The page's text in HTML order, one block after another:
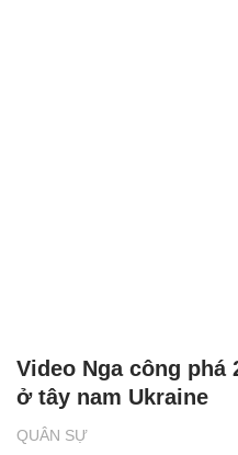
QUÂN SỰ
Video Nga công phá
ở tây nam Ukraine